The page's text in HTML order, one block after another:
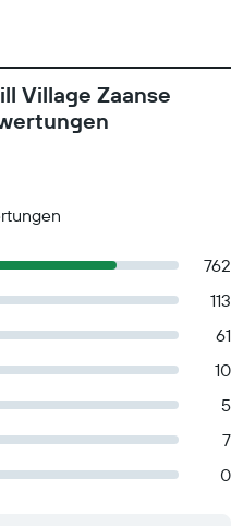
Village Zaanse
762
113
61
10
5
7
0